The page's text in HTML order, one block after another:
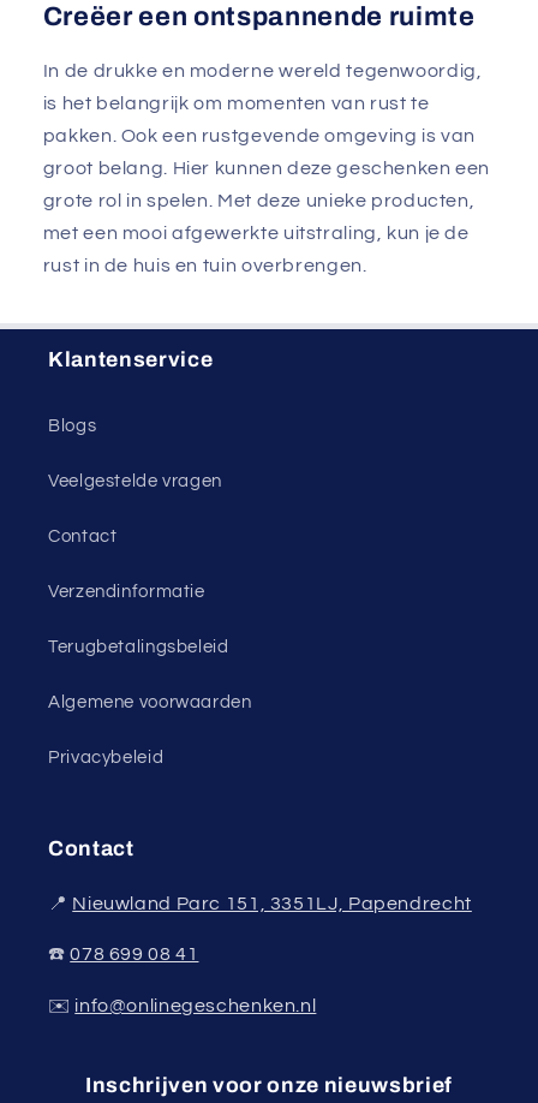
Creëer een ontspannende ruimte
In de drukke en moderne wereld tegenwoordig,
is het belangrijk om momenten van rust te
pakken. Ook een rustgevende omgeving is van
groot belang. Hier kunnen deze geschenken een
grote rol in spelen. Met deze unieke producten,
met een mooi afgewerkte uitstraling, kun je de
rust in de huis en tuin overbrengen.
Klantenservice
Blogs
Veelgestelde vragen
Contact
Verzendinformatie
Terugbetalingsbeleid
Algemene voorwaarden
Privacybeleid
Contact
📍 Nieuwland Parc 151, 3351LJ, Papendrecht
☎️078 699 08 41
✉️ info@onlinegeschenken.nl
Inschrijven voor onze nieuwsbrief